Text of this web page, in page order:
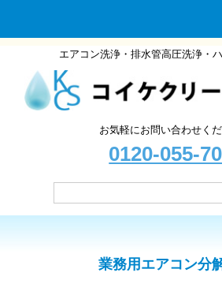
エアコン洗浄・排水管高圧洗浄・
お気軽にお問い合わせく
0120-055-
業務用エアコン分